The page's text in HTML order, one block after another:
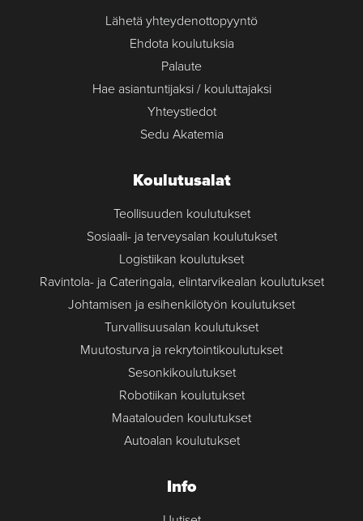
Koulutusalat
Teollisuuden koulutukset
Sosiaali- ja terveysalan koulutukset
Logistiikan koulutukset
Ravintola- ja Cateringala, elintarvikealan koulutukset
Johtamisen ja esihenkilötyön koulutukset
Turvallisuusalan koulutukset
Muutosturva ja rekrytointikoulutukset
Sesonkikoulutukset
Robotiikan koulutukset
Maatalouden koulutukset
Autoalan koulutukset
Info
Lähetä yhteydenottopyyntö
Ehdota koulutuksia
Palaute
Hae asiantuntijaksi / kouluttajaksi
Yhteystiedot
Sedu Akatemia